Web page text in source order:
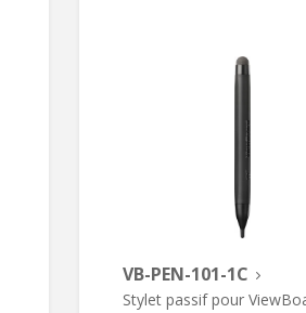
VB-PEN-101-1C
Stylet passif pour